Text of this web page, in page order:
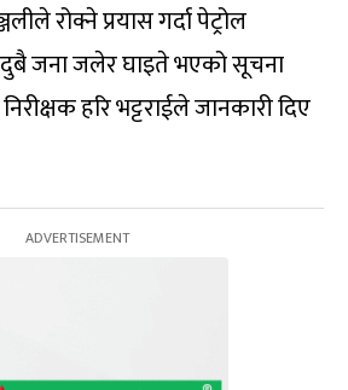
रोक्ने प्रयास गर्दा पेट्रोल
जना जलेर घाइते भएको सूचना
हरि भट्टराईले जानकारी दिए